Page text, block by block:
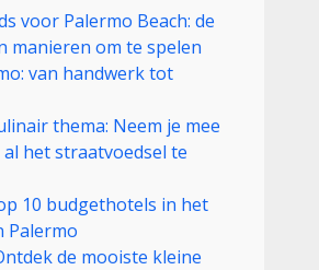
voor Palermo Beach: de
manieren om te spelen
van handwerk tot
thema: Neem je mee
het straatvoedsel te
10 budgethotels in het
Palermo
de mooiste kleine